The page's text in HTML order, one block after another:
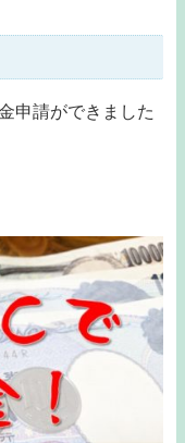
申請ができました